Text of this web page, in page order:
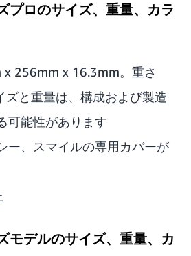
プロのサイズ、重量、カラ
256mm x 16.3mm。重さ
ズと重量は、構成および製造
可能性があります
ー、スマイルの専用カバーが
モデルのサイズ、重量、カ